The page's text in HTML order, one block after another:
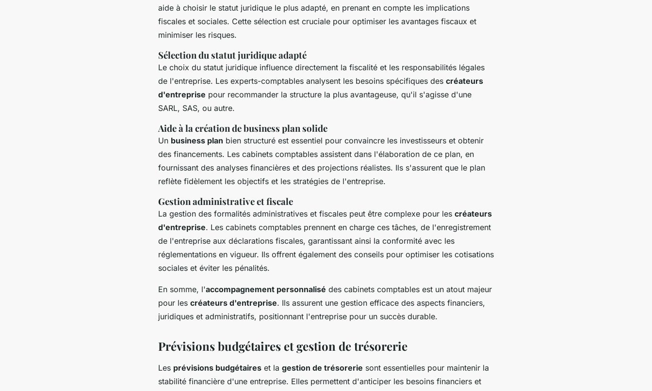
aide à choisir le statut juridique le plus adapté, en prenant en compte les implications
fiscales et sociales. Cette sélection est cruciale pour optimiser les avantages fiscaux et
minimiser les risques.
Sélection du statut juridique adapté
Le choix du statut juridique influence directement la fiscalité et les responsabilités légales
de l'entreprise. Les experts-comptables analysent les besoins spécifiques des créateurs
d'entreprise pour recommander la structure la plus avantageuse, qu'il s'agisse d'une
SARL, SAS, ou autre.
Aide à la création de business plan solide
Un business plan bien structuré est essentiel pour convaincre les investisseurs et obtenir
des financements. Les cabinets comptables assistent dans l'élaboration de ce plan, en
fournissant des analyses financières et des projections réalistes. Ils s'assurent que le plan
reflète fidèlement les objectifs et les stratégies de l'entreprise.
Gestion administrative et fiscale
La gestion des formalités administratives et fiscales peut être complexe pour les créateurs
d'entreprise. Les cabinets comptables prennent en charge ces tâches, de l'enregistrement
de l'entreprise aux déclarations fiscales, garantissant ainsi la conformité avec les
réglementations en vigueur. Ils offrent également des conseils pour optimiser les cotisations
sociales et éviter les pénalités.
En somme, l'accompagnement personnalisé des cabinets comptables est un atout majeur
pour les créateurs d'entreprise. Ils assurent une gestion efficace des aspects financiers,
juridiques et administratifs, positionnant l'entreprise pour un succès durable.
Prévisions budgétaires et gestion de trésorerie
Les prévisions budgétaires et la gestion de trésorerie sont essentielles pour maintenir la
stabilité financière d'une entreprise. Elles permettent d'anticiper les besoins financiers et